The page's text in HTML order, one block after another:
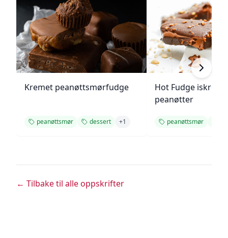
Kremet peanøttsmørfudge
peanøttsmør dessert +1
Hot Fudge
peanøtter
peanøttsmør
← Tilbake til alle oppskrifter